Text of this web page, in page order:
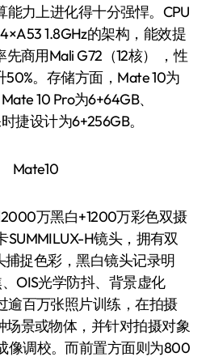
能力上进化得十分强悍。CPU
1.8GHz的架构，能效提
商用Mali G72（12核） ，性
。存储方面，Mate 10为
10 Pro为6+64GB、
捷设计为6+256GB。
万黑白+1200万彩色双摄
H镜头，拥有双
捕捉色彩，黑白镜头记录明
OIS光学防抖、背景虚化
逾百万张照片训练，在拍摄
场景或物体，并针对拍摄对象
像调校。而前置方面则为800